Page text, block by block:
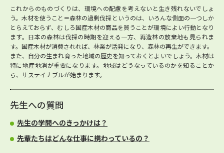
これからのものづくりは、環境への配慮を考えないと生き残れないでしょ
う。木材を使うこと＝森林の過剰伐採というのは、いろんな側面の一つしか
とらえておらず、むしろ国産木材の商品を買うことが環境によい行動となり
ます。日本の森林は伐採の時期を迎える一方、再造林の放棄地も見られま
す。国産木材が消費されれば、林業が活発になり、森林の再生ができます。
また、自分の生まれ育った地域の歴史を知っておくとよいでしょう。木材は
特に地産地消が重要になります。地域はどうなっているのかを知ることか
ら、サステイナブルが始まります。
先生への質問
先生の学問へのきっかけは？
先輩たちはどんな仕事に携わっているの？